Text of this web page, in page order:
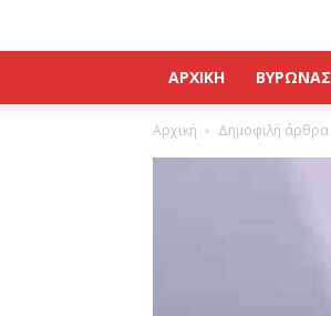
ΑΡΧΙΚΉ ΒΥΡΩΝΑΣ
Αρχική Δημοφιλή άρθρα